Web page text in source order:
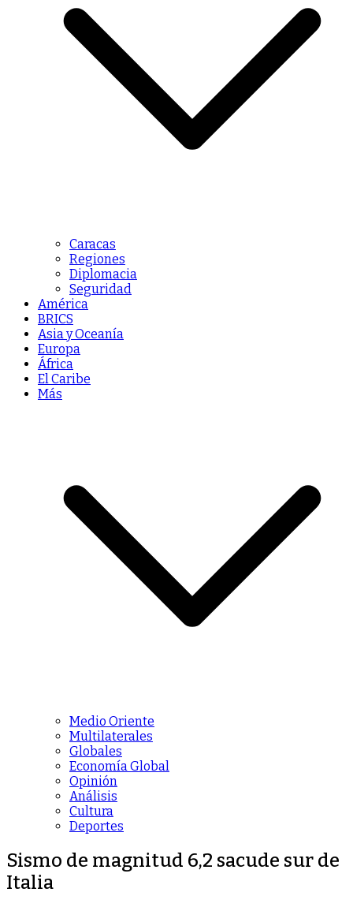
Caracas
Regiones
Diplomacia
Seguridad
América
BRICS
Asia y Oceanía
Europa
África
El Caribe
Más
Medio Oriente
Multilaterales
Globales
Economía Global
Opinión
Análisis
Cultura
Deportes
Sismo de magnitud 6,2 sacude sur de
Italia